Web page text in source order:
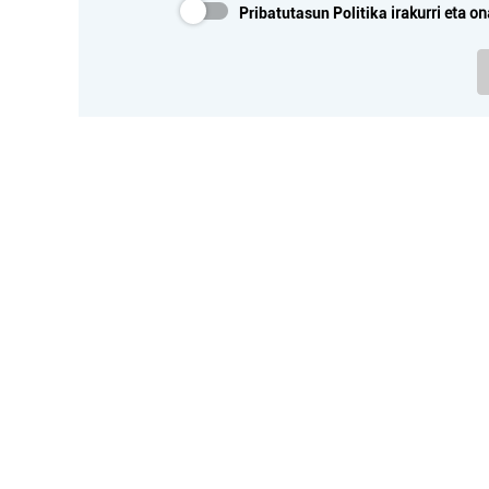
Pribatutasun Politika irakurri eta